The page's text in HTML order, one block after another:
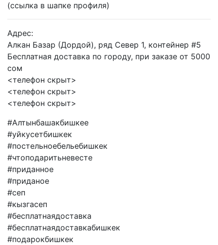
(ссылка в шапке профиля)
Адрес:
Алкан Базар (Дордой), ряд Север 1, контейнер #5
Бесплатная доставка по городу, при заказе от 5000
сом
<телефон скрыт>
<телефон скрыт>
<телефон скрыт>
#Алтынбашакбишкее
#уйкусетбишкек
#постельноебельебишкек
#чтоподаритьневесте
#приданное
#приданое
#сеп
#кызгасеп
#бесплатнаядоставка
#бесплатнаядоставкабишкек
#подарокбишкек